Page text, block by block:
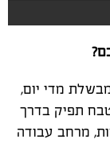
מדי יום,
תפיק בדרך
מרחב עבודה